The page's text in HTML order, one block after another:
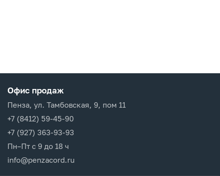
Офис продаж
Пенза, ул. Тамбовская, 9, пом 11
+7 (8412) 59-45-90
+7 (927) 363-93-93
Пн–Пт с 9 до 18 ч
info@penzacord.ru